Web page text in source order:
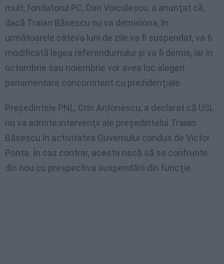
mult, fondatorul PC, Dan Voiculescu, a anunţat că,
dacă Traian Băsescu nu va demisiona, în
următoarele câteva luni de zile va fi suspendat, va fi
modificată legea referendumului şi va fi demis, iar în
octombrie sau noiembrie vor avea loc alegeri
parlamentare concomitent cu prezidenţiale.
Preşedintele PNL, Crin Antonescu, a declarat că USL
nu va admite intervenţii ale preşedintelui Traian
Băsescu în activitatea Guvernului condus de Victor
Ponta. În caz contrar, acesta riscă să se confrunte
din nou cu prespectiva suspendării din funcţie.